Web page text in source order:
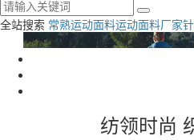
全站搜索 常熟运动面料运动面料厂家
纺领时尚